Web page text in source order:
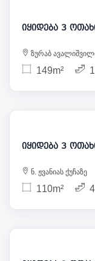
ზურაბ
149m²
ნ. ჟვანიას ქუჩაზე
110m² 4